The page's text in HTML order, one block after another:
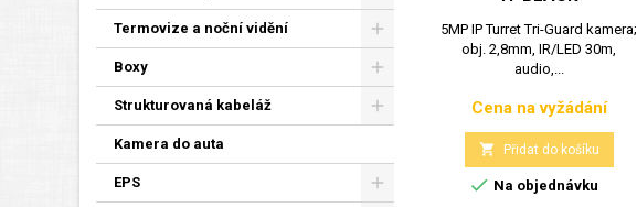
Termovize a noční vidění
Boxy
Strukturovaná kabeláž
Kamera do auta
EPS
5MP IP Turret Tri-Guard kamera;
obj. 2,8mm, IR/LED 30m,
audio,...
Cena
Cena na vyžádání
 Přidat do košíku
 Na objednávku